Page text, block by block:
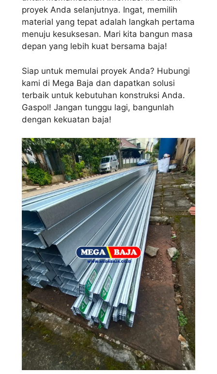
proyek Anda selanjutnya. Ingat, memilih
material yang tepat adalah langkah pertama
menuju kesuksesan. Mari kita bangun masa
depan yang lebih kuat bersama baja!
Siap untuk memulai proyek Anda? Hubungi
kami di Mega Baja dan dapatkan solusi
terbaik untuk kebutuhan konstruksi Anda.
Gaspol! Jangan tunggu lagi, bangunlah
dengan kekuatan baja!